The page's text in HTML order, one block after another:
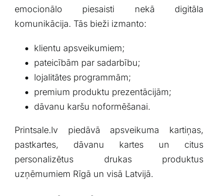
emocionālo piesaisti nekā digitāla
komunikācija. Tās bieži izmanto:
klientu apsveikumiem;
pateicībām par sadarbību;
lojalitātes programmām;
premium produktu prezentācijām;
dāvanu karšu noformēšanai.
Printsale.lv piedāvā apsveikuma kartiņas,
pastkartes, dāvanu kartes un citus
personalizētus drukas produktus
uzņēmumiem Rīgā un visā Latvijā.